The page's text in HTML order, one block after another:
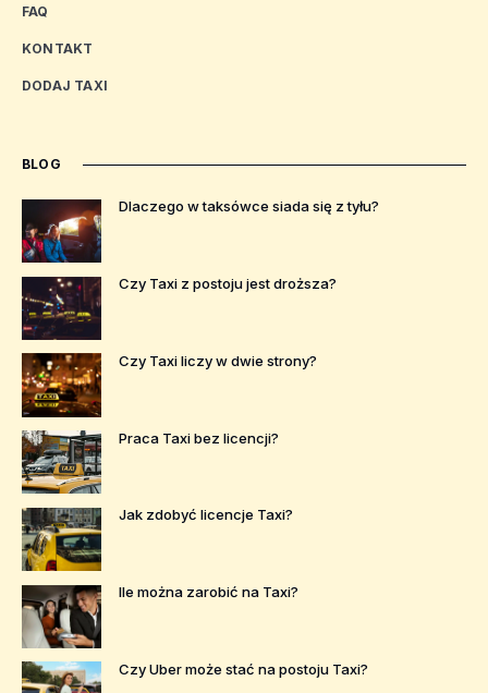
FAQ
KONTAKT
DODAJ TAXI
BLOG
Dlaczego w taksówce siada się z tyłu?
Czy Taxi z postoju jest droższa?
Czy Taxi liczy w dwie strony?
Praca Taxi bez licencji?
Jak zdobyć licencje Taxi?
Ile można zarobić na Taxi?
Czy Uber może stać na postoju Taxi?